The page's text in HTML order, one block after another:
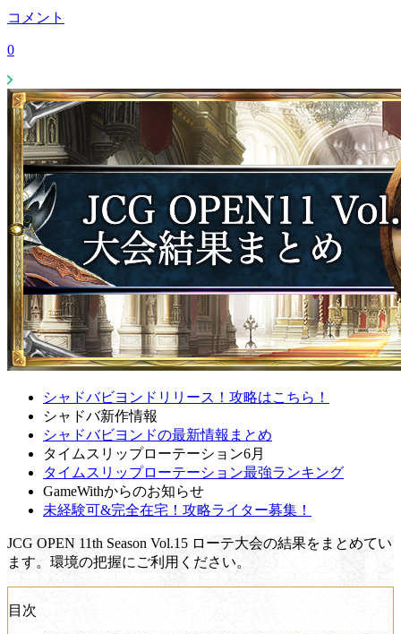
コメント
0
シャドバビヨンドリリース！攻略はこちら！
シャドバ新作情報
シャドバビヨンドの最新情報まとめ
タイムスリップローテーション6月
タイムスリップローテーション最強ランキング
GameWithからのお知らせ
未経験可&完全在宅！攻略ライター募集！
JCG OPEN 11th Season Vol.15 ローテ大会の結果をまとめてい
ます。環境の把握にご利用ください。
目次